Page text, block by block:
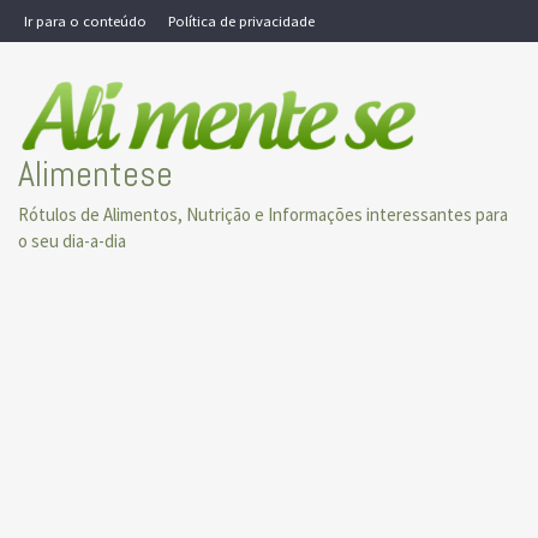
Skip
to
Ir para o conteúdo Política de privacidade
Alimentese
Rótulos de Alimentos, Nutrição e Informações interessantes para
o seu dia-a-dia